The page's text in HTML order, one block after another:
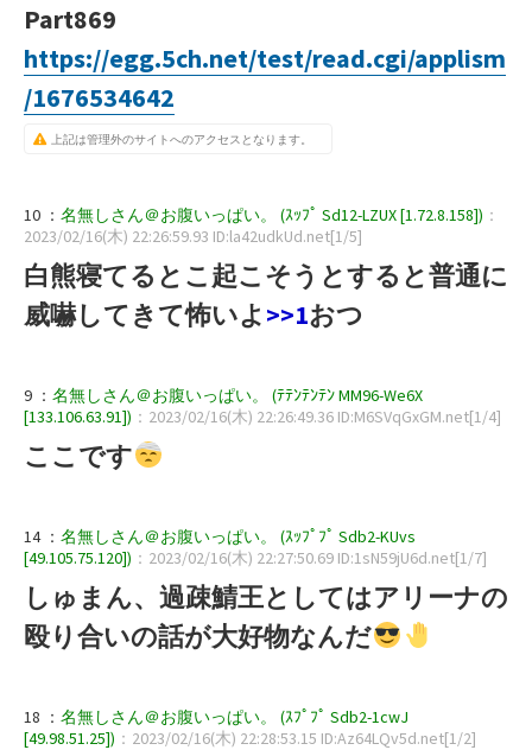
Part869
https://egg.5ch.net/test/read.cgi/applism
/1676534642
上記は管理外のサイトへのアクセスとなります。
10 ： 名無しさん＠お腹いっぱい。 (ｽｯﾌﾟ Sd12-LZUX [1.72.8.158]) ：
2023/02/16(木) 22:26:59.93 ID:la42udkUd.net[1/5]
白熊寝てるとこ起こそうとすると普通に
威嚇してきて怖いよ >>1おつ
9 ： 名無しさん＠お腹いっぱい。 (ﾃﾃﾝﾃﾝﾃﾝ MM96-We6X
[133.106.63.91]) ：2023/02/16(木) 22:26:49.36 ID:M6SVqGxGM.net[1/4]
ここです
14 ： 名無しさん＠お腹いっぱい。 (ｽｯﾌﾟﾌﾟ Sdb2-KUvs
[49.105.75.120]) ：2023/02/16(木) 22:27:50.69 ID:1sN59jU6d.net[1/7]
しゅまん、過疎鯖王としてはアリーナの
殴り合いの話が大好物なんだ
18 ： 名無しさん＠お腹いっぱい。 (ｽﾌﾟﾌﾟ Sdb2-1cwJ
[49.98.51.25]) ：2023/02/16(木) 22:28:53.15 ID:Az64LQv5d.net[1/2]